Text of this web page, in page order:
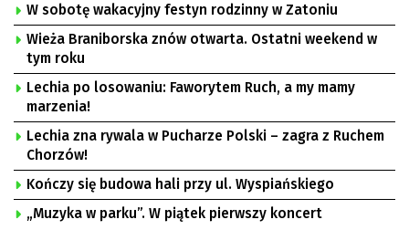
W sobotę wakacyjny festyn rodzinny w Zatoniu
Wieża Braniborska znów otwarta. Ostatni weekend w
tym roku
Lechia po losowaniu: Faworytem Ruch, a my mamy
marzenia!
Lechia zna rywala w Pucharze Polski – zagra z Ruchem
Chorzów!
Kończy się budowa hali przy ul. Wyspiańskiego
„Muzyka w parku”. W piątek pierwszy koncert